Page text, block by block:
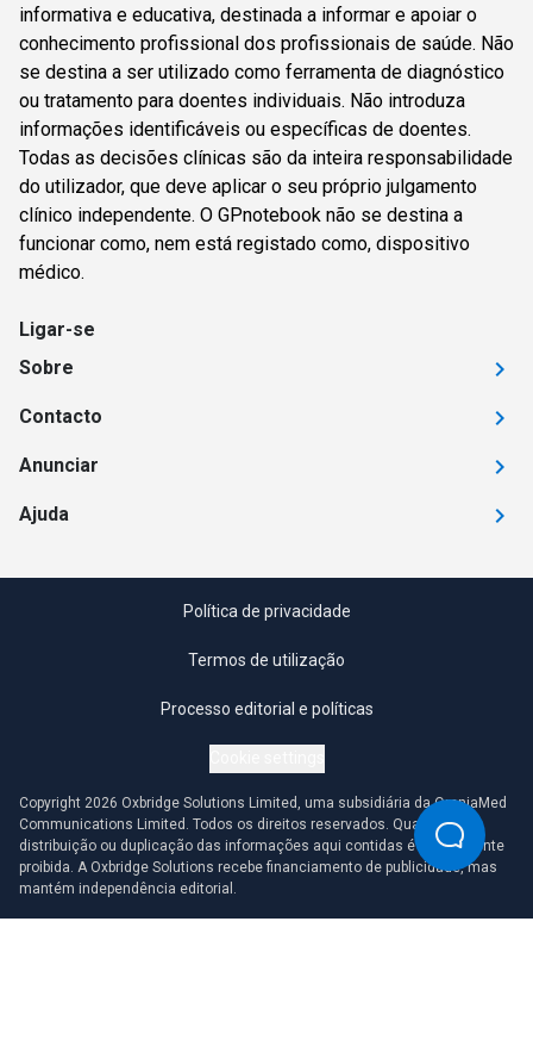
informativa e educativa, destinada a informar e apoiar o
conhecimento profissional dos profissionais de saúde. Não
se destina a ser utilizado como ferramenta de diagnóstico
ou tratamento para doentes individuais. Não introduza
informações identificáveis ou específicas de doentes.
Todas as decisões clínicas são da inteira responsabilidade
do utilizador, que deve aplicar o seu próprio julgamento
clínico independente. O GPnotebook não se destina a
funcionar como, nem está registado como, dispositivo
médico.
Ligar-se
Sobre
Contacto
Anunciar
Ajuda
Política de privacidade
Termos de utilização
Processo editorial e políticas
Copyright 2026 Oxbridge Solutions Limited, uma subsidiária da OmniaMed
Communications Limited. Todos os direitos reservados. Qualquer
distribuição ou duplicação das informações aqui contidas é estritamente
proibida. A Oxbridge Solutions recebe financiamento de publicidade, mas
mantém independência editorial.